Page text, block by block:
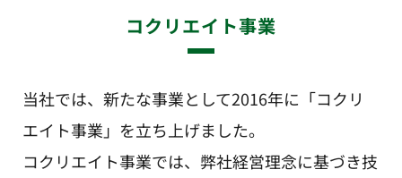
コクリエイト事業
当社では、新たな事業として2016年に「コクリ
エイト事業」を立ち上げました。
コクリエイト事業では、弊社経営理念に基づき技